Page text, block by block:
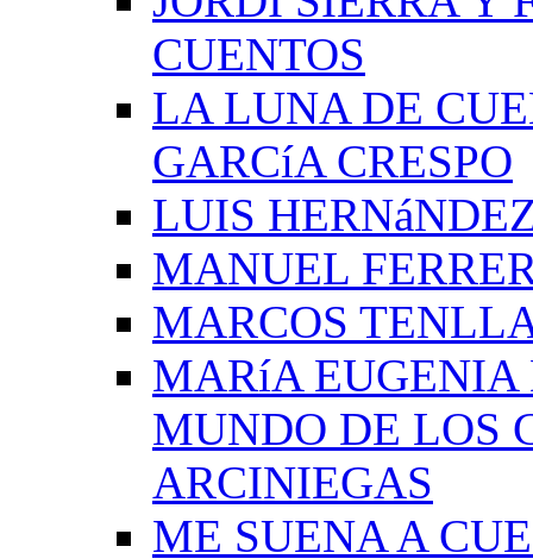
CUENTOS
LA LUNA DE
GARCíA CRESPO
LUIS
MANUEL
MARCOS
MARíA EUGENIA
MUNDO DE LOS
ARCINIEGAS
ME SUENA A